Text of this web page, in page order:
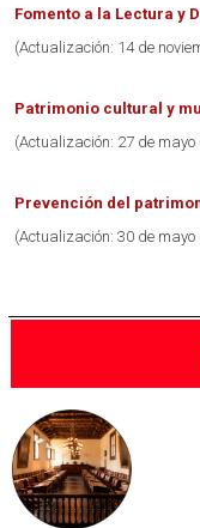
Fomento a la Lectura y
(Actualización: 14 de
Patrimonio cultural y
(Actualización: 27 de mayo
Prevención del
(Actualización: 30 de mayo